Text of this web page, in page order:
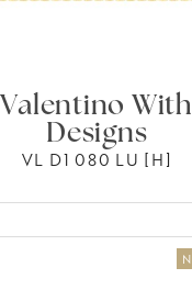
Valentino With
Designs
VL D1 080 LU [H]